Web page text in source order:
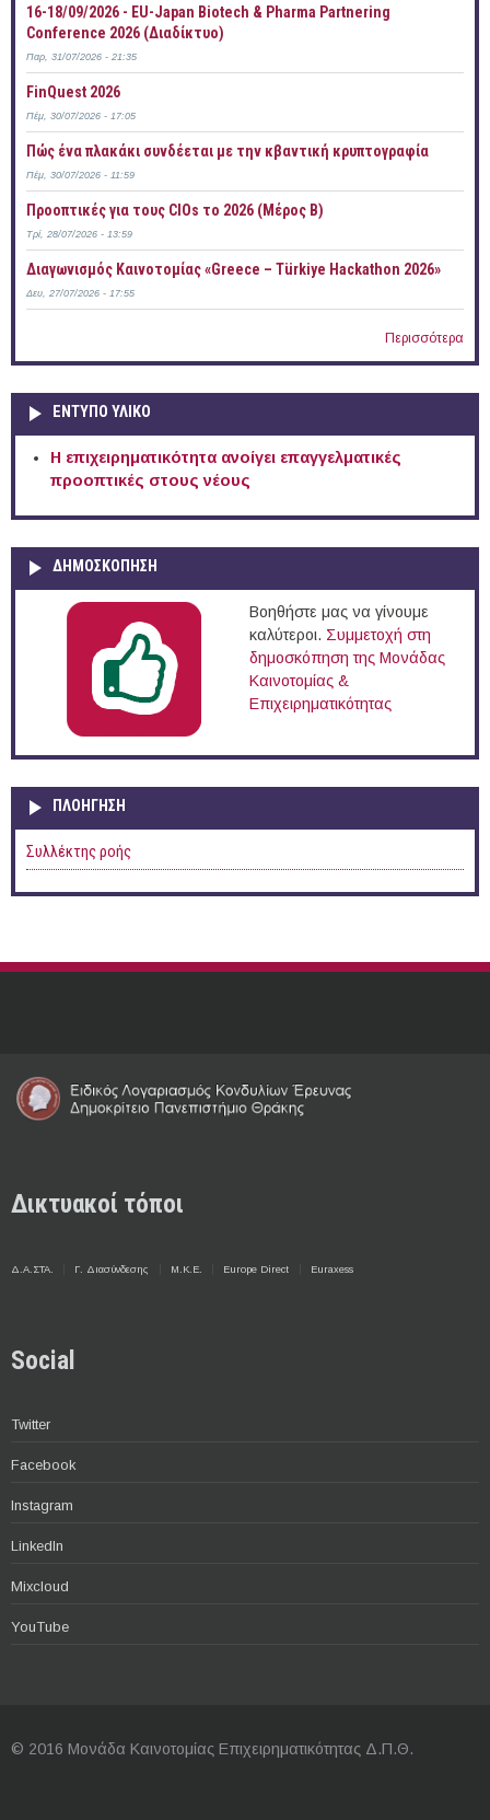
16-18/09/2026 - EU-Japan Biotech & Pharma Partnering
Conference 2026 (Διαδίκτυο)
Παρ, 31/07/2026 - 21:35
FinQuest 2026
Πέμ, 30/07/2026 - 17:05
Πώς ένα πλακάκι συνδέεται με την κβαντική κρυπτογραφία
Πέμ, 30/07/2026 - 11:59
Προοπτικές για τους CIOs το 2026 (Μέρος Β)
Τρί, 28/07/2026 - 13:59
Διαγωνισμός Καινοτομίας «Greece – Türkiye Hackathon 2026»
Δευ, 27/07/2026 - 17:55
Περισσότερα
ΕΝΤΥΠΟ ΥΛΙΚΟ
Η επιχειρηματικότητα ανοίγει επαγγελματικές
προοπτικές στους νέους
ΔΗΜΟΣΚΟΠΗΣΗ
Βοηθήστε μας να γίνουμε
καλύτεροι. Συμμετοχή στη
δημοσκόπηση της Μονάδας
Καινοτομίας &
Επιχειρηματικότητας
ΠΛΟΉΓΗΣΗ
Συλλέκτης ροής
Δικτυακοί τόποι
Δ.Α.ΣΤΑ. Γ. Διασύνδεσης Μ.Κ.Ε. Europe Direct Euraxess
Social
Twitter
Facebook
Instagram
LinkedIn
Mixcloud
YouTube
© 2016 Μονάδα Καινοτομίας Επιχειρηματικότητας Δ.Π.Θ.